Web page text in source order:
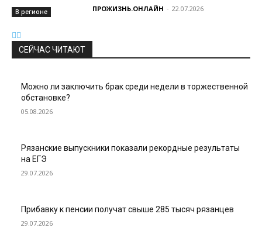
В регионе ПРОЖИЗНЬ.ОНЛАЙН - 22.07.2026
СЕЙЧАС ЧИТАЮТ
Можно ли заключить брак среди недели в торжественной
обстановке?
05.08.2026
Рязанские выпускники показали рекордные результаты
на ЕГЭ
29.07.2026
Прибавку к пенсии получат свыше 285 тысяч рязанцев
29.07.2026